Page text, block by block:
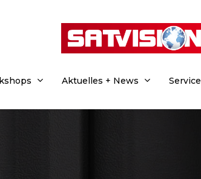
Aktuelles + News Service